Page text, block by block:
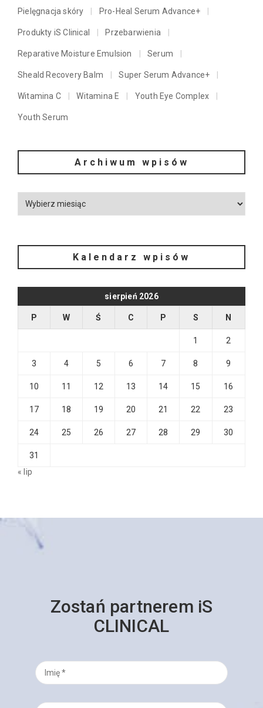
Pielęgnacja skóry Pro-Heal Serum Advance+
Produkty iS Clinical Przebarwienia
Reparative Moisture Emulsion Serum
Sheald Recovery Balm Super Serum Advance+
Witamina C Witamina E Youth Eye Complex
Youth Serum
Archiwum wpisów
Kalendarz wpisów
sierpień 2026
P W Ś C P S N
1 2
3 4 5 6 7 8 9
10 11 12 13 14 15 16
17 18 19 20 21 22 23
24 25 26 27 28 29 30
31
« lip
Zostań partnerem iS
CLINICAL